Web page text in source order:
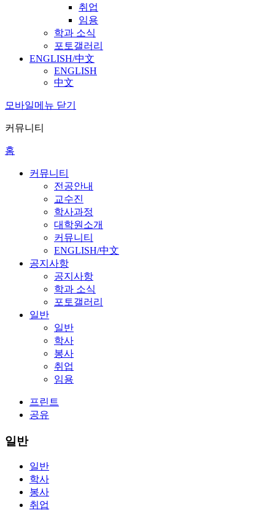
취업
임용
학과 소식
포토갤러리
ENGLISH/中文
ENGLISH
中文
모바일메뉴 닫기
커뮤니티
홈
커뮤니티
전공안내
교수진
학사과정
대학원소개
커뮤니티
ENGLISH/中文
공지사항
공지사항
학과 소식
포토갤러리
일반
일반
학사
봉사
취업
임용
프린트
공유
일반
일반
학사
봉사
취업